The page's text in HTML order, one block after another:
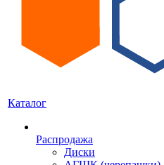
Каталог
Распродажа
Диски